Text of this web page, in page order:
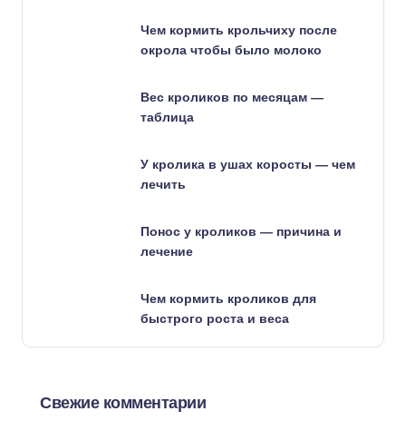
Чем кормить крольчиху после
окрола чтобы было молоко
Вес кроликов по месяцам —
таблица
У кролика в ушах коросты — чем
лечить
Понос у кроликов — причина и
лечение
Чем кормить кроликов для
быстрого роста и веса
Свежие комментарии